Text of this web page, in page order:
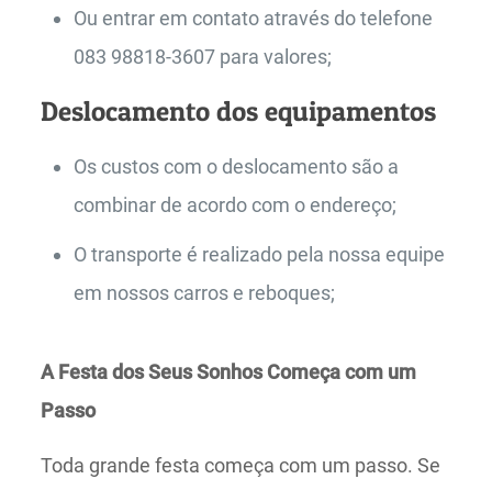
Ou entrar em contato através do telefone
083 98818-3607 para valores;
Deslocamento dos equipamentos
Os custos com o deslocamento são a
combinar de acordo com o endereço;
O transporte é realizado pela nossa equipe
em nossos carros e reboques;
A Festa dos Seus Sonhos Começa com um
Passo
Toda grande festa começa com um passo. Se